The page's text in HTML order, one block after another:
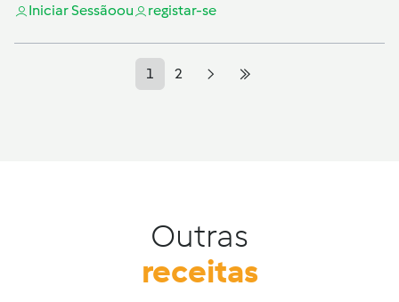
Iniciar Sessãoou registar-se
1 2
Outras
receitas